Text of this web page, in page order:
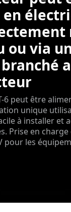
ou via
6 peut être
unique
à installer et
Prise en charge
pour les